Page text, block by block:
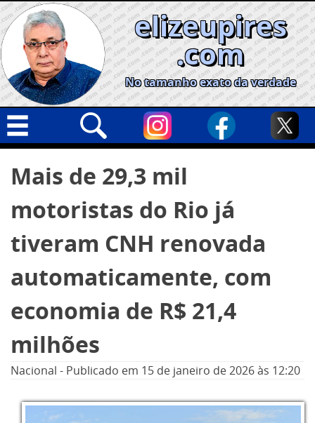
Skip
to
content
elizeupires
.com
No tamanho exato da verdade
Geral
Cidades
Política
Opinião
Informe especial
por:
Mais de 29,3 mil
motoristas do Rio já
tiveram CNH renovada
automaticamente, com
economia de R$ 21,4
milhões
Nacional - Publicado em 15 de janeiro de 2026às 12:20